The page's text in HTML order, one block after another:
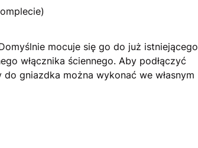
mocuje się go do już istniejącego
włącznika ściennego. Aby podłączyć
gniazdka można wykonać we własnym